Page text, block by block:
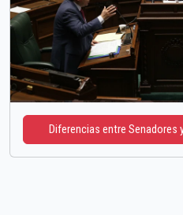
Diferencias entre Senadores